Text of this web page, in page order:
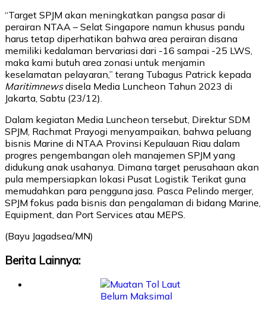
“Target SPJM akan meningkatkan pangsa pasar di
perairan NTAA – Selat Singapore namun khusus pandu
harus tetap diperhatikan bahwa area perairan disana
memiliki kedalaman bervariasi dari -16 sampai -25 LWS,
maka kami butuh area zonasi untuk menjamin
keselamatan pelayaran,” terang Tubagus Patrick kepada
Maritimnewsdisela Media Luncheon Tahun 2023 di
Jakarta, Sabtu (23/12).
Dalam kegiatan Media Luncheon tersebut, Direktur SDM
SPJM, Rachmat Prayogi menyampaikan, bahwa peluang
bisnis Marine di NTAA Provinsi Kepulauan Riau dalam
progres pengembangan oleh manajemen SPJM yang
didukung anak usahanya. Dimana target perusahaan akan
pula mempersiapkan lokasi Pusat Logistik Terikat guna
memudahkan para pengguna jasa. Pasca Pelindo merger,
SPJM fokus pada bisnis dan pengalaman di bidang Marine,
Equipment, dan Port Services atau MEPS.
(Bayu Jagadsea/MN)
Berita Lainnya: